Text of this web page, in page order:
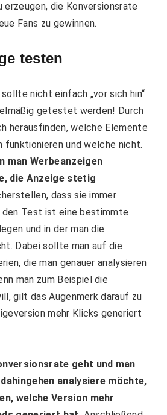
erzeugen, die Konversionsrate
Fans zu gewinnen.
testen
nicht einfach „vor sich hin“
getestet werden! Durch
herausfinden, welche Elemente
funktionieren und welche nicht.
man Werbeanzeigen
die Anzeige stetig
dass sie immer
Test ist eine bestimmte
und in der man die
Dabei sollte man auf die
die man genauer analysieren
man zum Beispiel die
gilt das Augenmerk darauf zu
mehr Klicks generiert
geht und man
analysiere möchte,
welche Version mehr